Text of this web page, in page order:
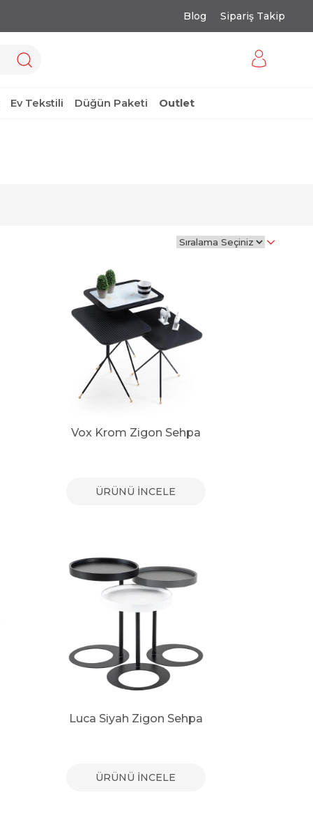
Blog Sipariş Takip
Ev Tekstili Düğün Paketi Outlet
Vox Krom Zigon Sehpa
ÜRÜNÜ İNCELE
Luca Siyah Zigon Sehpa
ÜRÜNÜ İNCELE